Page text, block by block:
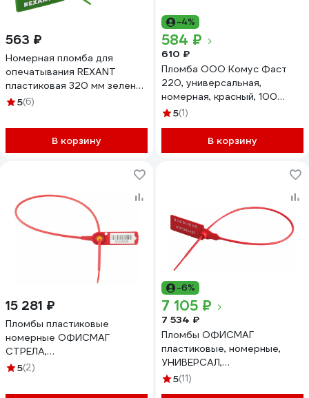
563 ₽
Номерная пломба для
опечатывания REXANT
пластиковая 320 мм зеленая
50 шт 07-6133
5(6)
В корзину
-4%
584 ₽
610 ₽
Пломба ООО Комус Фаст
220, универсальная,
номерная, красный, 100
штук/упаковка 1747328
5(1)
В корзину
15 281 ₽
Пломбы пластиковые
номерные ОФИСМАГ
СТРЕЛА,
самофиксирующиеся, длина
1000шт 607444
5(2)
-6%
7 105 ₽
7 534 ₽
Пломбы ОФИСМАГ
пластиковые, номерные,
УНИВЕРСАЛ,
самофиксирующиеся, длина
5(11)